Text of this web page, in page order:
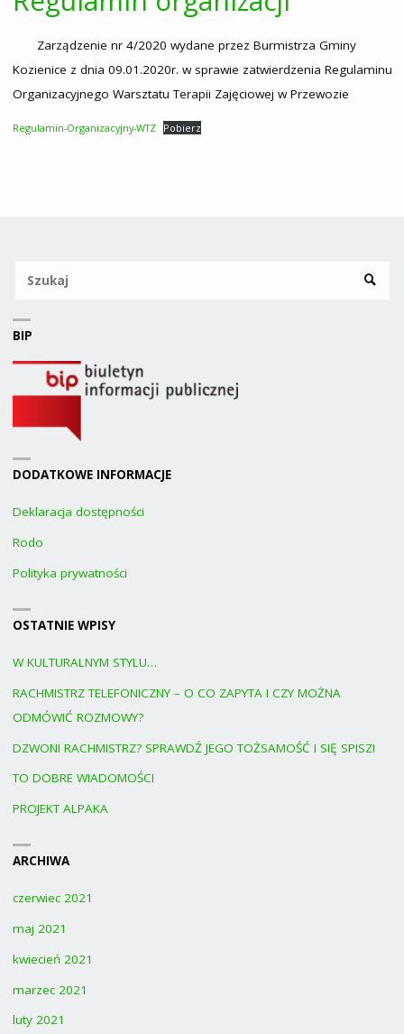
Zarządzenie nr 4/2020 wydane przez Burmistrza Gminy
Kozienice z dnia 09.01.2020r. w sprawie zatwierdzenia Regulaminu
Organizacyjnego Warsztatu Terapii Zajęciowej w Przewozie
Regulamin-Organizacyjny-WTZ Pobierz
BIP
DODATKOWE INFORMACJE
Deklaracja dostępności
Rodo
Polityka prywatności
OSTATNIE WPISY
W KULTURALNYM STYLU…
RACHMISTRZ TELEFONICZNY – O CO ZAPYTA I CZY MOŻNA
ODMÓWIĆ ROZMOWY?
DZWONI RACHMISTRZ? SPRAWDŹ JEGO TOŻSAMOŚĆ I SIĘ SPISZ!
TO DOBRE WIADOMOŚCI
PROJEKT ALPAKA
ARCHIWA
czerwiec 2021
maj 2021
kwiecień 2021
marzec 2021
luty 2021